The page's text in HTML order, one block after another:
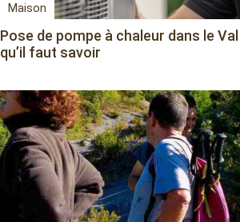
Maison
Pose de pompe à chaleur dans le
qu’il faut savoir